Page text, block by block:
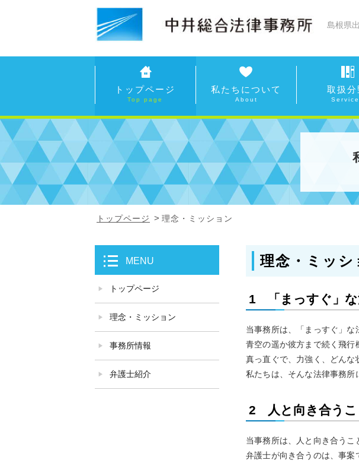
島根県
トップページ 私たちについて 取扱分
トップページ 理念・ミッション
理念・ミッシ
1 「まっすぐ」
当事務所は、「まっすぐ」な
青空の遥か彼方まで続く飛行
真っ直ぐで、力強く、どんな
私たちは、そんな法律事務所
2 人と向き合うこ
当事務所は、人と向き合うこ
弁護士が向き合うのは、事案
MENU
トップページ
理念・ミッション
事務所情報
弁護士紹介